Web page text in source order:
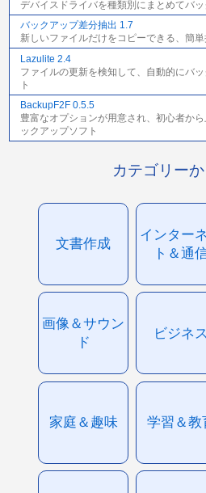
デバイスドライバを種類別にまとめてバ
バックアップ差分抽出 1.7
新しいファイルだけをコピーできる、簡
Lazulite 2.4
ファイルの更新を検知して、自動的にバ
ト
BackupF2F 0.5.5
豊富なオプションが用意され、初心者か
ックアップソフト
カテゴリー
文書作成
インター
ト＆通
画像＆サウン
ド
ビジネス
家庭＆趣味 学習＆教